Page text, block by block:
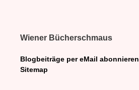
Wiener Bücherschmaus
Blogbeiträge per eMail abonnieren
Sitemap